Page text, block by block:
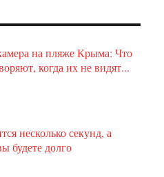
на пляже Крыма: Что
когда их не видят...
несколько секунд, а
будете долго